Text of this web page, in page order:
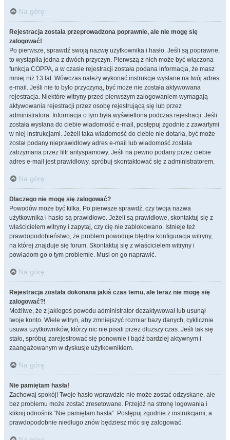
Na górę
Rejestracja została przeprowadzona poprawnie, ale nie mogę się
zalogować!
Po pierwsze, sprawdź swoją nazwę użytkownika i hasło. Jeśli są poprawne,
to wystąpiła jedna z dwóch przyczyn. Pierwszą z nich może być włączona
funkcja COPPA, a w czasie rejestracji została podana informacja, że masz
mniej niż 13 lat. Wówczas należy wykonać instrukcje wysłane na twój adres
e-mail. Jeśli nie to było przyczyną, być może nie została aktywowana
rejestracja. Niektóre witryny przed pierwszym zalogowaniem wymagają
aktywowania rejestracji przez osobę rejestrującą się lub przez
administratora. Informacja o tym była wyświetlona podczas rejestracji. Jeśli
została wysłana do ciebie wiadomość e-mail, postępuj zgodnie z zawartymi
w niej instrukcjami. Jeżeli taka wiadomość do ciebie nie dotarła, być może
został podany nieprawidłowy adres e-mail lub wiadomość została
zatrzymana przez filtr antyspamowy. Jeśli na pewno podany przez ciebie
adres e-mail jest prawidłowy, spróbuj skontaktować się z administratorem.
Na górę
Dlaczego nie mogę się zalogować?
Powodów może być kilka. Po pierwsze sprawdź, czy twoja nazwa
użytkownika i hasło są prawidłowe. Jeżeli są prawidłowe, skontaktuj się z
właścicielem witryny i zapytaj, czy cię nie zablokowano. Istnieje też
prawdopodobieństwo, że problem powoduje błędna konfiguracja witryny,
na której znajduje się forum. Skontaktuj się z właścicielem witryny i
powiadom go o tym problemie. Musi on go naprawić.
Na górę
Rejestracja została dokonana jakiś czas temu, ale teraz nie mogę się
zalogować?!
Możliwe, że z jakiegoś powodu administrator dezaktywował lub usunął
twoje konto. Wiele witryn, aby zmniejszyć rozmiar bazy danych, cyklicznie
usuwa użytkowników, którzy nic nie pisali przez dłuższy czas. Jeśli tak się
stało, spróbuj zarejestrować się ponownie i bądź bardziej aktywnym i
zaangażowanym w dyskusje użytkownikiem.
Na górę
Nie pamiętam hasła!
Zachowaj spokój! Twoje hasło wprawdzie nie może zostać odzyskane, ale
bez problemu może zostać zresetowane. Przejdź na stronę logowania i
kliknij odnośnik “Nie pamiętam hasła”. Postępuj zgodnie z instrukcjami, a
prawdopodobnie niedługo znów będziesz móc się zalogować.